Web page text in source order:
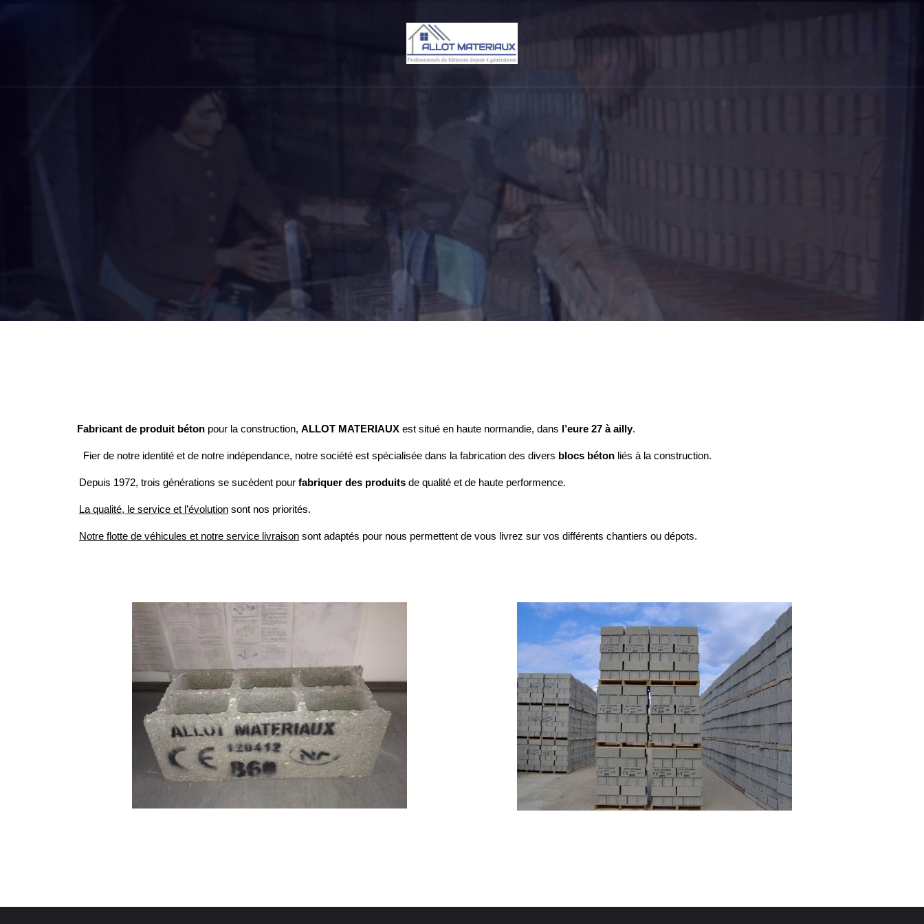
Fabricant de produit béton pour la construction, ALLOT MATERIAUX est situé en haute normandie, dans l’eure 27 à ailly.
Fier de notre identité et de notre indépendance, notre socièté est spécialisée dans la fabrication des divers blocs béton liés à la construction.
Depuis 1972, trois générations se sucèdent pour fabriquer des produits de qualité et de haute performence.
La qualité, le service et l’évolution sont nos priorités.
Notre flotte de véhicules et notre service livraison sont adaptés pour nous permettent de vous livrez sur vos différents chantiers ou dépots.